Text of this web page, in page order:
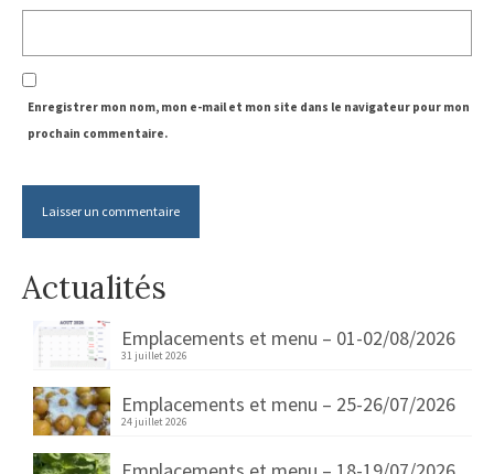
Enregistrer mon nom, mon e-mail et mon site dans le navigateur pour mon
prochain commentaire.
Actualités
Emplacements et menu – 01-02/08/2026
31 juillet 2026
Emplacements et menu – 25-26/07/2026
24 juillet 2026